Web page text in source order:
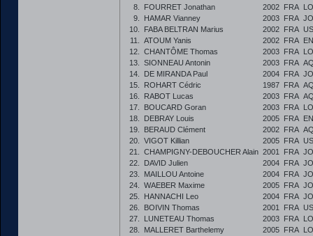
8.
FOURRET Jonathan 2002 FRA
9.
HAMAR Vianney 2003 FRA
10.
FABA BELTRAN Marius 2002 FRA
11.
ATOUM Yanis 2002 FRA
12.
CHANTÔME Thomas 2003 FRA
13.
SIONNEAU Antonin 2003 FRA
14.
DE MIRANDA Paul 2004 FRA
15.
ROHART Cédric 1987 FRA
16.
RABOT Lucas 2003 FRA
17.
BOUCARD Goran 2003 FRA
18.
DEBRAY Louis 2005 FRA
19.
BERAUD Clément 2002 FRA
20.
VIGOT Killian 2005 FRA
21.
CHAMPIGNY-DEBOUCHER Alain 2001 FRA
22.
DAVID Julien 2004 FRA
23.
MAILLOU Antoine 2004 FRA
24.
WAEBER Maxime 2005 FRA
25.
HANNACHI Leo 2004 FRA
26.
BOIVIN Thomas 2001 FRA
27.
LUNETEAU Thomas 2003 FRA
28.
MALLERET Barthelemy 2005 FRA